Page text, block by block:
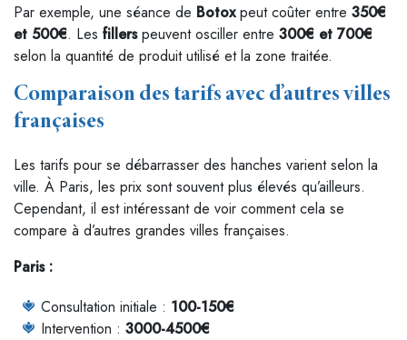
Par exemple, une séance de Botoxpeut coûter entre 350€
et 500€. Les fillerspeuvent osciller entre 300€ et 700€
selon la quantité de produit utilisé et la zone traitée.
Comparaison des tarifs avec d’autres villes
françaises
Les tarifs pour se débarrasser des hanches varient selon la
ville. À Paris, les prix sont souvent plus élevés qu’ailleurs.
Cependant, il est intéressant de voir comment cela se
compare à d’autres grandes villes françaises.
Paris :
Consultation initiale : 100-150€
Intervention : 3000-4500€